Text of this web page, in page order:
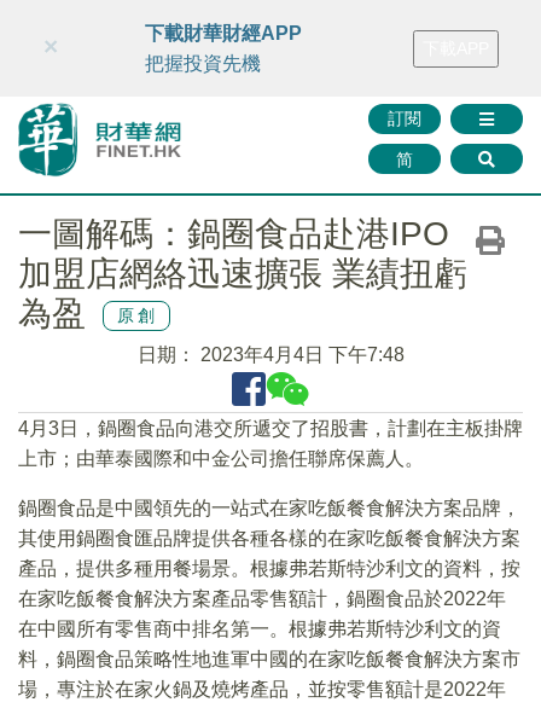
財華智庫網 FINTV FINMETA 財華證券 媒體矩陣
訂閱
简
×
下載財華財經APP
把握投資先機
一圖解碼：鍋圈食品赴港IPO
加盟店網絡迅速擴張 業績扭虧
為盈
原創
日期： 2023年4月4日 下午7:48
4月3日，鍋圈食品向港交所遞交了招股書，計劃在主板掛牌
上市；由華泰國際和中金公司擔任聯席保薦人。
鍋圈食品是中國領先的一站式在家吃飯餐食解決方案品牌，
其使用鍋圈食匯品牌提供各種各樣的在家吃飯餐食解決方案
產品，提供多種用餐場景。根據弗若斯特沙利文的資料，按
在家吃飯餐食解決方案產品零售額計，鍋圈食品於2022年
在中國所有零售商中排名第一。根據弗若斯特沙利文的資
料，鍋圈食品策略性地進軍中國的在家吃飯餐食解決方案市
場，專注於在家火鍋及燒烤產品，並按零售額計是2022年